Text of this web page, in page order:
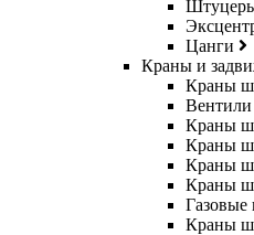
Цанги
Краны и
Краны
Краны
Краны
Краны
Краны
Краны